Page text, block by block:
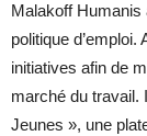
Malakoff Humanis
politique
initiatives afin de
marché du travail.
Jeunes », une